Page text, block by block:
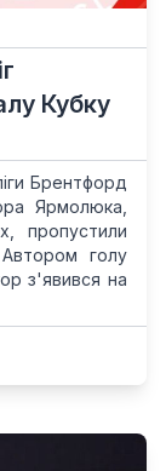
Кубку
Брентфорд
Ярмолюка,
пропустили
голу
з'явився на